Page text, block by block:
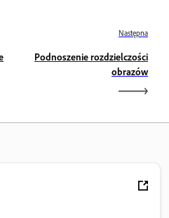
Następna
Podnoszenie rozdzielczości
obrazów